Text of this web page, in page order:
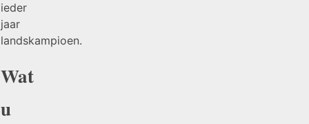
ieder
jaar
landskampioen.
Wat
u